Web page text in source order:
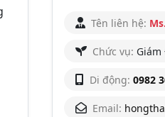
Tên liên hệ:
Chức vụ: Giám
Di động: 0982
Email: